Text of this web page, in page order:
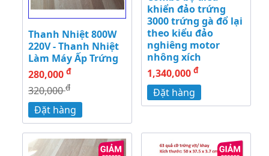
Thanh Nhiệt 800W
220V - Thanh Nhiệt
Làm Máy Ấp Trứng
280,000 đ
320,000đ
Đặt hàng
khiển đảo trứng
3000 trứng gà đổ lại
theo kiểu đảo
nghiêng motor
nhông xích
1,340,000 đ
Đặt hàng